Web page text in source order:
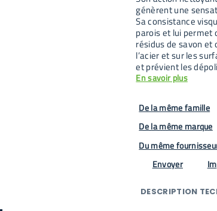
génèrent une
Sa consistance
parois et lui permet
résidus de savon
l’acier et sur les
et prévient les
En savoir plus
De la même famille
De la même marque
Du même
Envoyer
DESCRIPTION